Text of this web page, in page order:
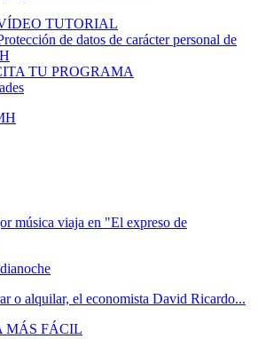
TUTORIAL
de datos de carácter personal de
TU PROGRAMA
música viaja en "El expreso de
o alquilar, el economista David Ricardo...
MÁS FÁCIL